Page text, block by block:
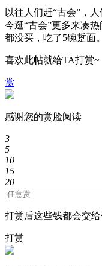
以往人们赶“古会”，
今逛“古会”更多来凑
都没买，吃了5碗踅面。
喜欢此帖就给TA打赏~
赏
感谢您的赏脸阅读
3
5
10
15
20
打赏后这些钱都会交
打赏